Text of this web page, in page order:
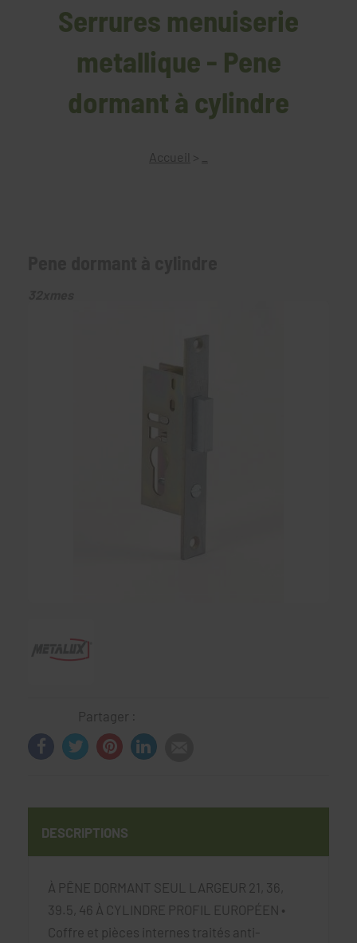
Serrures menuiserie
metallique - Pene
dormant à cylindre
Accueil >
Partager :
DESCRIPTIONS
À PÊNE DORMANT SEUL LARGEUR 21, 36,
39.5, 46 À CYLINDRE PROFIL EUROPÉEN •
Coffre et pièces internes traités anti-